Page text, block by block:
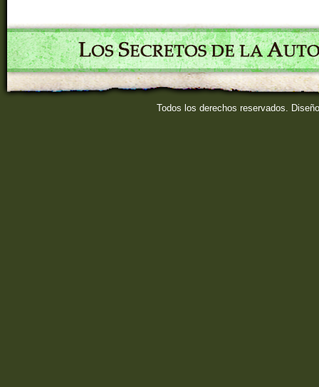
Todos los derechos reservados.